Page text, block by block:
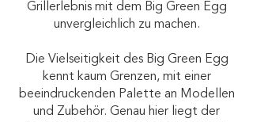
Grillerlebnis mit dem Big Green Egg
unvergleichlich zu machen.
Die Vielseitigkeit des Big Green Egg
kennt kaum Grenzen, mit einer
beeindruckenden Palette an Modellen
und Zubehör. Genau hier liegt der